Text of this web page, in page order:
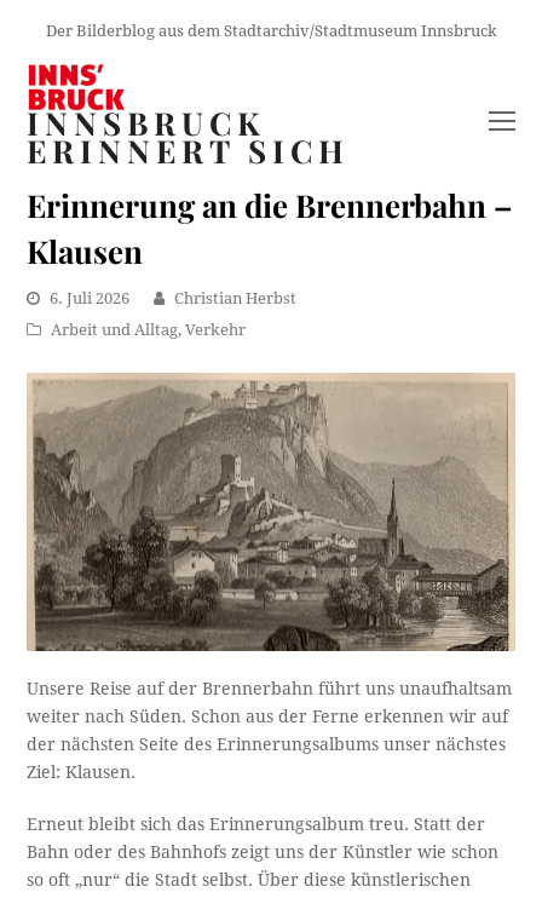
Der Bilderblog aus dem Stadtarchiv/Stadtmuseum Innsbruck
INNSBRUCK
ERINNERT SICH
Erinnerung an die Brennerbahn –
Klausen
6. Juli 2026
Christian Herbst
Arbeit und Alltag,Verkehr
Unsere Reise auf der Brennerbahn führt uns unaufhaltsam
weiter nach Süden. Schon aus der Ferne erkennen wir auf
der nächsten Seite des Erinnerungsalbums unser nächstes
Ziel: Klausen.
Erneut bleibt sich das Erinnerungsalbum treu. Statt der
Bahn oder des Bahnhofs zeigt uns der Künstler wie schon
so oft „nur“ die Stadt selbst. Über diese künstlerischen